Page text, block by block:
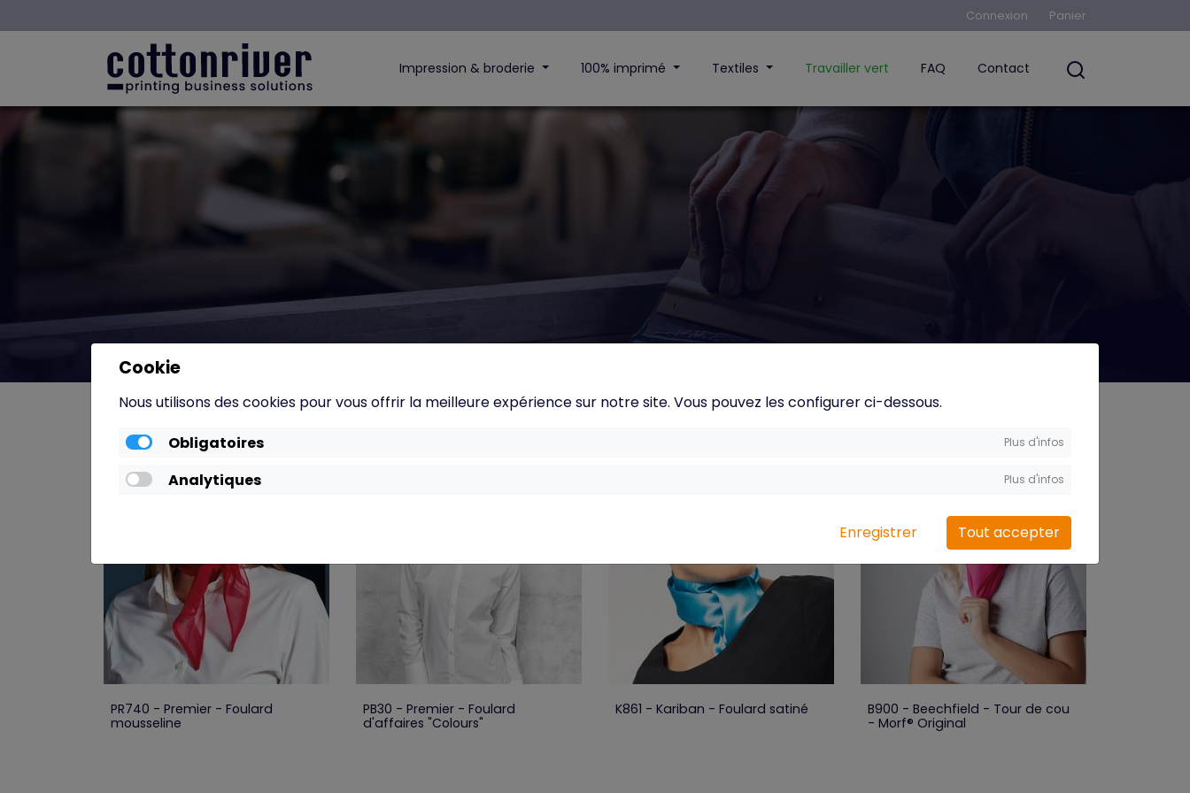
Connexion Panier
Impression & broderie 100% imprimé Textiles Travailler vert FAQ Contact
PR740 - Premier - Foulard
mousseline
PB30 - Premier - Foulard
d'affaires "Colours"
K861 - Kariban - Foulard satiné
B900 - Beechfield - Tour de cou
- Morf® Original
Cookie
Nous utilisons des cookies pour vous offrir la meilleure expérience sur notre site. Vous pouvez les configurer ci-dessous.
Obligatoires Plus d'infos
Analytiques Plus d'infos
Enregistrer Tout accepter